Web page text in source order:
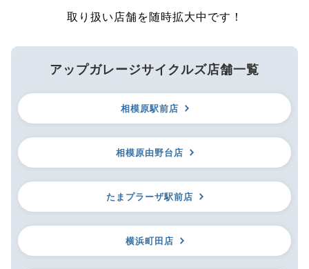
取り扱い店舗を随時拡大中です！
アップガレージサイクルズ店舗一覧
相模原駅前店
相模原由野台店
たまプラーザ駅前店
横浜町田店